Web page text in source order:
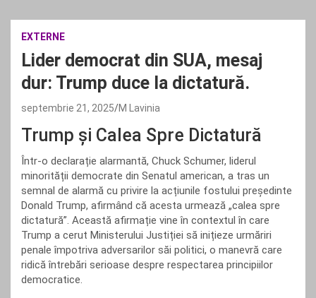
EXTERNE
Lider democrat din SUA, mesaj
dur: Trump duce la dictatură.
septembrie 21, 2025 M Lavinia
Trump și Calea Spre Dictatură
Într-o declarație alarmantă, Chuck Schumer, liderul
minorității democrate din Senatul american, a tras un
semnal de alarmă cu privire la acțiunile fostului președinte
Donald Trump, afirmând că acesta urmează „calea spre
dictatură”. Această afirmație vine în contextul în care
Trump a cerut Ministerului Justiției să inițieze urmăriri
penale împotriva adversarilor săi politici, o manevră care
ridică întrebări serioase despre respectarea principiilor
democratice.